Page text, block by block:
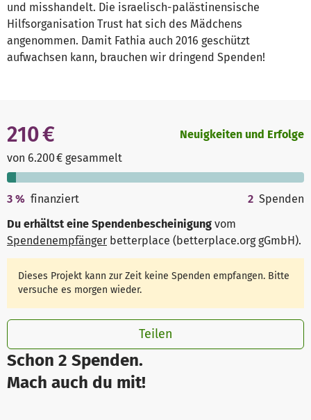
und misshandelt. Die israelisch-palästinensische
Hilfsorganisation Trust hat sich des Mädchens
angenommen. Damit Fathia auch 2016 geschützt
aufwachsen kann, brauchen wir dringend Spenden!
Schon 2 Spenden.
Mach auch du mit!
210 €
von 6.200 € gesammelt
Neuigkeiten und Erfolge
3 % finanziert 2 Spenden
Du erhältst eine Spendenbescheinigung vom
Spendenempfänger betterplace (betterplace.org gGmbH).
Dieses Projekt kann zur Zeit keine Spenden empfangen. Bitte
versuche es morgen wieder.
Teilen